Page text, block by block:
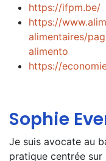
https://ifpm.be/
https://
alimentaires/
alimento
https://
Sophie
Je suis avocate au
pratique centrée